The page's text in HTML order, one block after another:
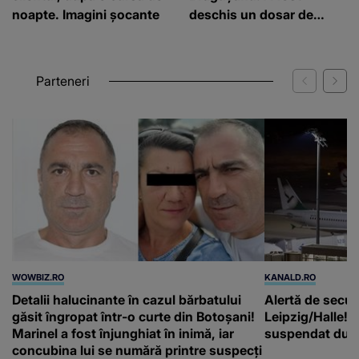
noapte. Imagini șocante
deschis un dosar de
Parteneri
WOWBIZ.RO
Detalii halucinante în cazul bărbatului
găsit îngropat într-o curte din Botoșani!
Marinel a fost înjunghiat în inimă, iar
concubina lui se numără printre suspecți
KANALD.RO
Alertă de
Leipzig/Halle!
suspendat